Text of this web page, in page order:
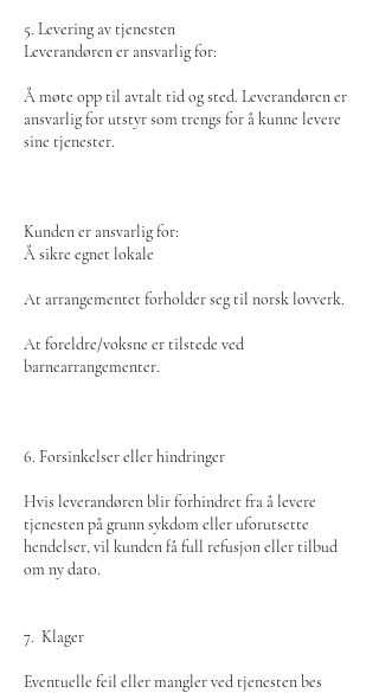
5. Levering av tjenesten
Leverandøren er ansvarlig for:
Å møte opp til avtalt tid og sted. Leverandøren er
ansvarlig for utstyr som trengs for å kunne levere
sine tjenester.
Kunden er ansvarlig for:
Å sikre egnet lokale
At arrangementet forholder seg til norsk lovverk.
At foreldre/voksne er tilstede ved
barnearrangementer.
6. Forsinkelser eller hindringer
Hvis leverandøren blir forhindret fra å levere
tjenesten på grunn sykdom eller uforutsette
hendelser, vil kunden få full refusjon eller tilbud
om ny dato.
7. Klager
Eventuelle feil eller mangler ved tjenesten bes